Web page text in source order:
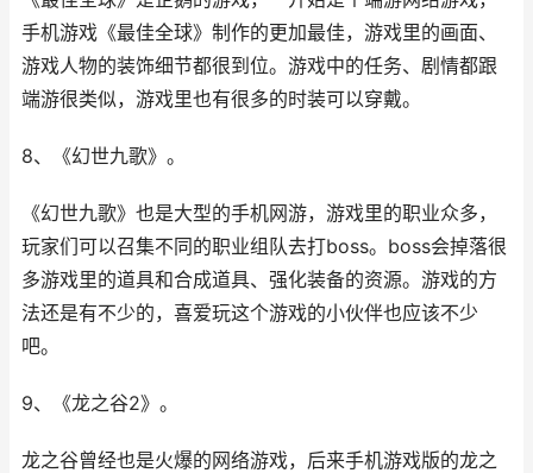
手机游戏《最佳全球》制作的更加最佳，游戏里的画面、
游戏人物的装饰细节都很到位。游戏中的任务、剧情都跟
端游很类似，游戏里也有很多的时装可以穿戴。
8、《幻世九歌》。
《幻世九歌》也是大型的手机网游，游戏里的职业众多，
玩家们可以召集不同的职业组队去打boss。boss会掉落很
多游戏里的道具和合成道具、强化装备的资源。游戏的方
法还是有不少的，喜爱玩这个游戏的小伙伴也应该不少
吧。
9、《龙之谷2》。
龙之谷曾经也是火爆的网络游戏，后来手机游戏版的龙之